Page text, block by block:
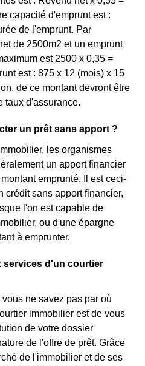
capacité d'emprunt est :
de l'emprunt. Par
de 2500m2 et un emprunt
est 2500 x 0,35 =
est : 875 x 12 (mois) x 15
de ce montant devront être
taux d'assurance.
un prêt sans apport ?
les organismes
un apport financier
emprunté. Il est ceci-
crédit sans apport financier,
l'on est capable de
ou d'une épargne
à emprunter.
services d'un courtier
ne savez pas par où
immobilier est de vous
de votre dossier
de l'offre de prêt. Grâce
de l'immobilier et de ses